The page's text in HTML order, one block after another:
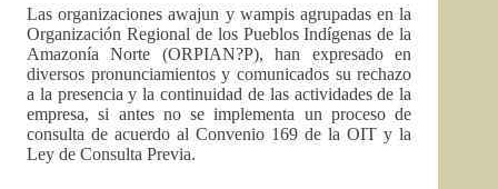
Las organizaciones awajun y wampis agrupadas en la
Organización Regional de los Pueblos Indígenas de la
Amazonía Norte (ORPIAN?P), han expresado en
diversos pronunciamientos y comunicados su rechazo
a la presencia y la continuidad de las actividades de la
empresa, si antes no se implementa un proceso de
consulta de acuerdo al Convenio 169 de la OIT y la
Ley de Consulta Previa.